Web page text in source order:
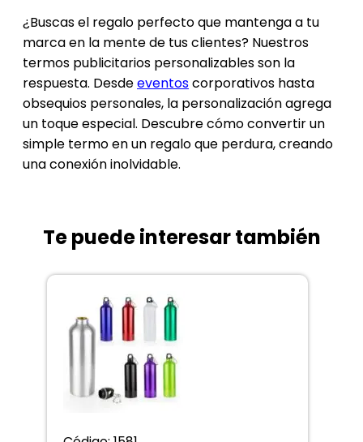
¿Buscas el regalo perfecto que mantenga a tu
marca en la mente de tus clientes? Nuestros
termos publicitarios personalizables son la
respuesta. Desdeeventoscorporativos hasta
obsequios personales, la personalización agrega
un toque especial. Descubre cómo convertir un
simple termo en un regalo que perdura, creando
una conexión inolvidable.
Te puede interesar también